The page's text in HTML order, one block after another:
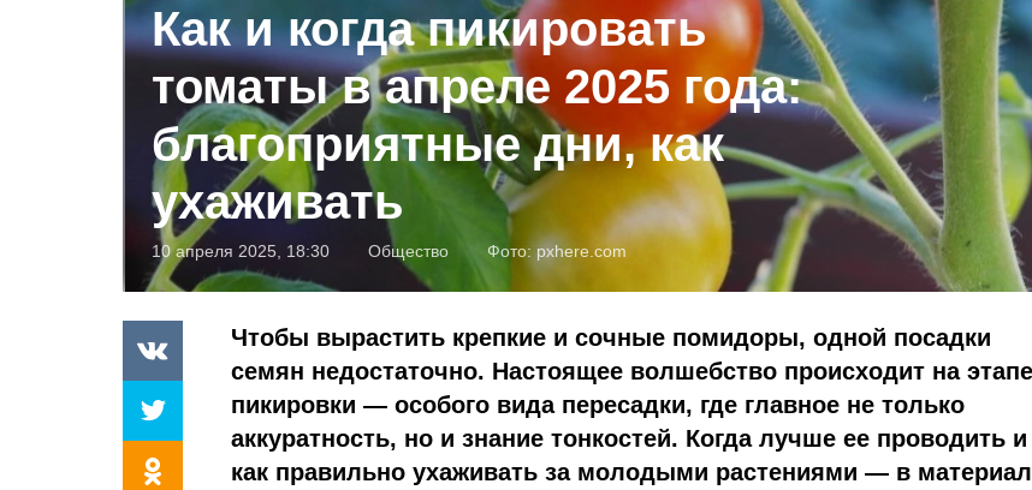
Как и когда пикировать
томаты в апреле 2025 года:
благоприятные дни, как
ухаживать
10 апреля 2025, 18:30 Общество Фото: pxhere.com
Чтобы вырастить крепкие и сочные помидоры, одной посадки
семян недостаточно. Настоящее волшебство происходит на этапе
пикировки — особого вида пересадки, где главное не только
аккуратность, но и знание тонкостей. Когда лучше ее проводить и
как правильно ухаживать за молодыми растениями — в